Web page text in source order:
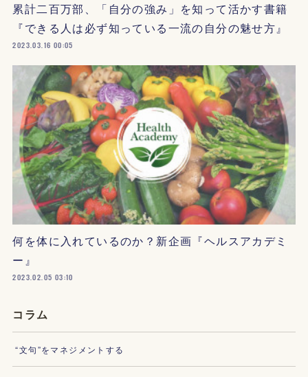
累計二百万部、「自分の強み」を知って活かす書籍
『できる人は必ず知っている一流の自分の魅せ方』
2023.03.16 00:05
何を体に入れているのか？新企画『ヘルスアカデミ
ー』
2023.02.05 03:10
コラム
“文句”をマネジメントする